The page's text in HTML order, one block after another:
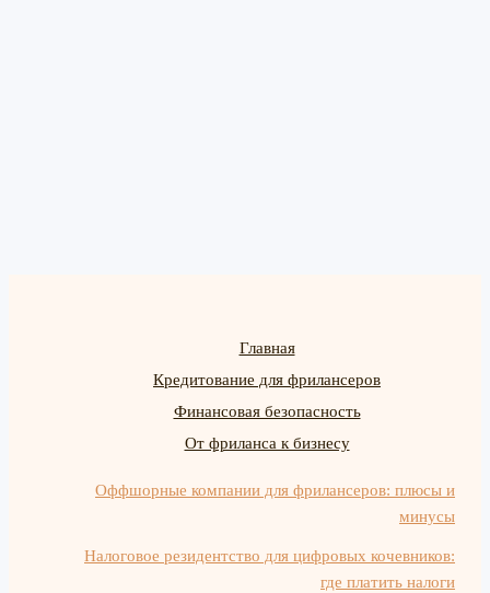
Главная
Кредитование для фрилансеров
Финансовая безопасность
От фриланса к бизнесу
Оффшорные компании для фрилансеров: плюсы и
минусы
Налоговое резидентство для цифровых кочевников:
где платить налоги